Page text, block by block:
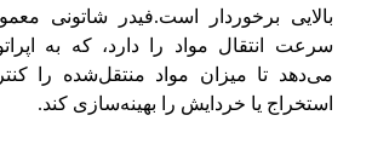
بالایی برخوردار است.فیدر شاتونی
سرعت انتقال مواد را دارد، که به
می‌دهد تا میزان مواد منتقل‌شده را
استخراج یا خردایش را بهینه‌سازی کند.